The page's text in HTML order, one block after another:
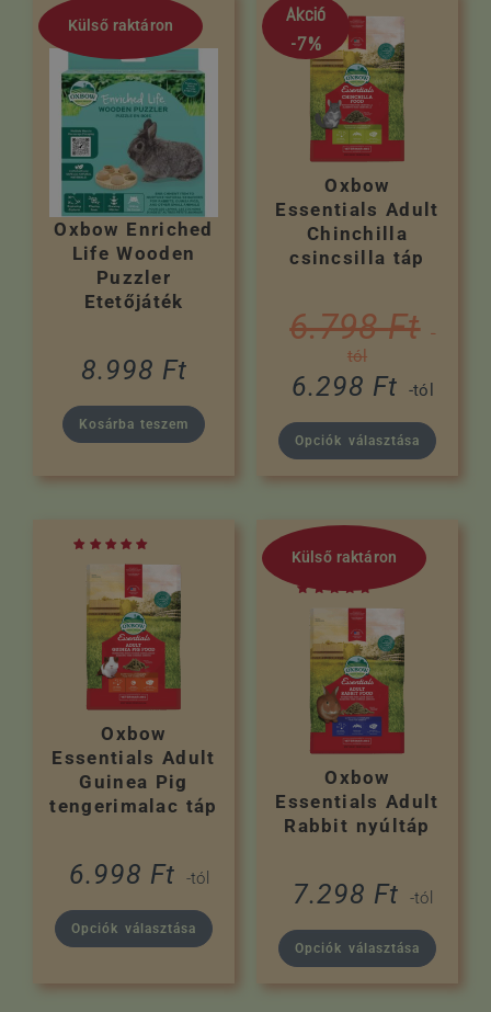
Külső raktáron
Oxbow Enriched
Life Wooden
Puzzler
Etetőjáték
8.998 Ft
Kosárba teszem
Akció
-7%
Oxbow
Essentials Adult
Chinchilla
csincsilla táp
6.798Ft -
tól
6.298 Ft -tól
Opciók választása
Oxbow
Essentials Adult
Guinea Pig
tengerimalac táp
6.998 Ft -tól
Opciók választása
Külső raktáron
Oxbow
Essentials Adult
Rabbit nyúltáp
7.298 Ft -tól
Opciók választása